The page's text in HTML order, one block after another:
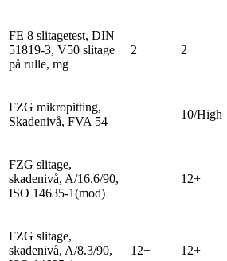
FE 8 slitagetest, DIN
51819-3, V50 slitage
på rulle, mg
2 2
FZG mikropitting,
Skadenivå, FVA 54
10/High
FZG slitage,
skadenivå, A/16.6/90,
ISO 14635-1(mod)
12+
FZG slitage,
skadenivå, A/8.3/90,
12+ 12+